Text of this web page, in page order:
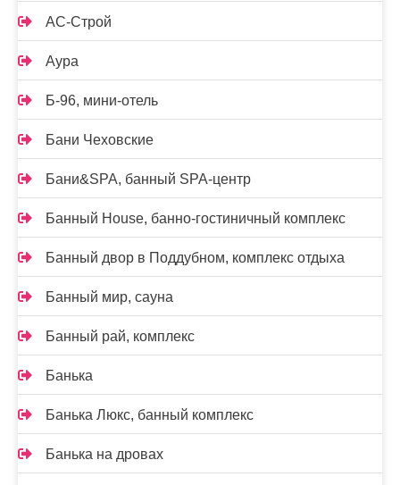
АС-Строй
Аура
Б-96, мини-отель
Бани Чеховские
Бани&SPA, банный SPA-центр
Банный House, банно-гостиничный комплекс
Банный двор в Поддубном, комплекс отдыха
Банный мир, сауна
Банный рай, комплекс
Банька
Банька Люкс, банный комплекс
Банька на дровах